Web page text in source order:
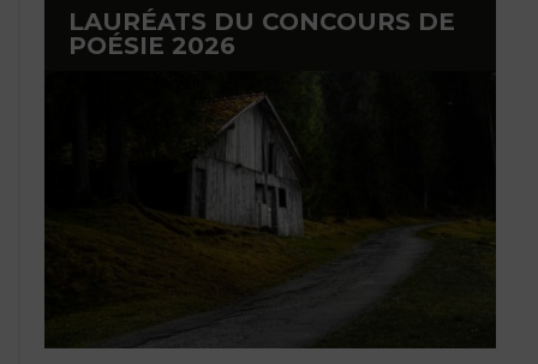
LAURÉATS DU CONCOURS DE
POÉSIE 2026